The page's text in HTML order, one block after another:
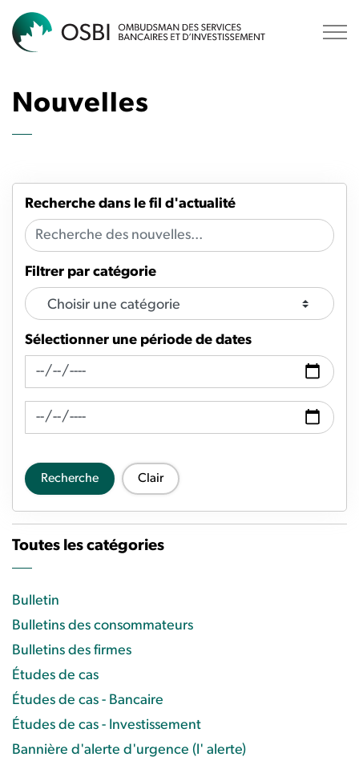
Nouvelles
Recherche dans le fil d'actualité
Filtrer par catégorie
Sélectionner une période de dates
Recherche de fil d'actualité Date de
Recherche de flux d'actualités Date à
Recherche Clair
Toutes les catégories
Bulletin
Bulletins des consommateurs
Bulletins des firmes
Études de cas
Études de cas - Bancaire
Études de cas - Investissement
Bannière d'alerte d'urgence (l' alerte)